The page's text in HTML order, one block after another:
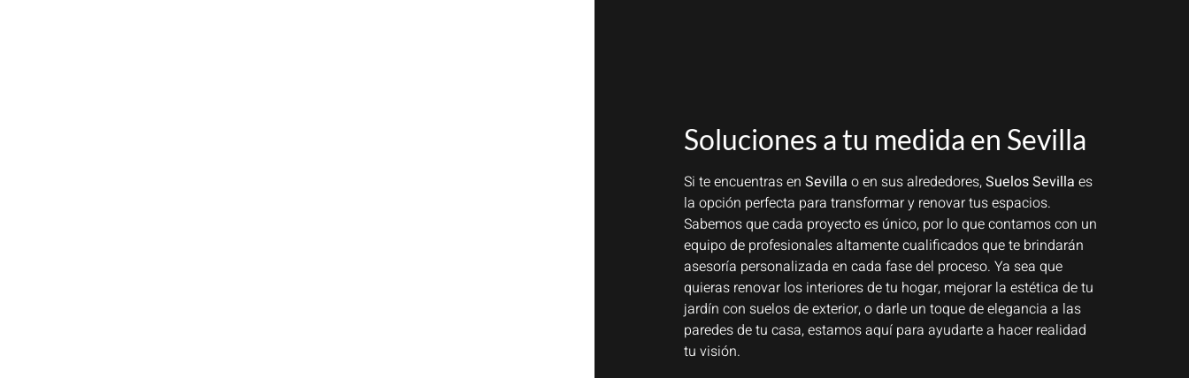
Soluciones a tu medida en Sevilla
Si te encuentras en Sevilla o en sus alrededores,Suelos Sevilla es
la opción perfecta para transformar y renovar tus espacios.
Sabemos que cada proyecto es único, por lo que contamos con un
equipo de profesionales altamente cualificados que te brindarán
asesoría personalizada en cada fase del proceso. Ya sea que
quieras renovar los interiores de tu hogar, mejorar la estética de tu
jardín con suelos de exterior, o darle un toque de elegancia a las
paredes de tu casa, estamos aquí para ayudarte a hacer realidad
tu visión.